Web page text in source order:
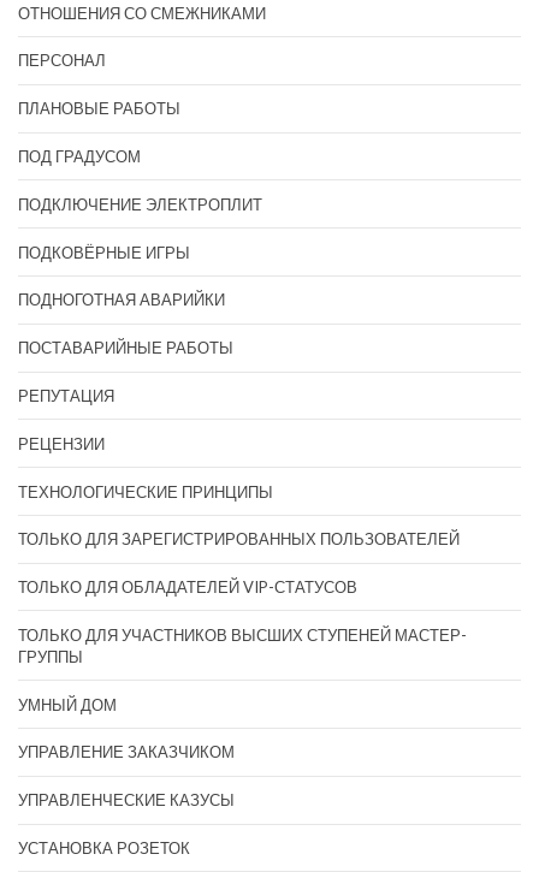
ОТНОШЕНИЯ СО СМЕЖНИКАМИ
ПЕРСОНАЛ
ПЛАНОВЫЕ РАБОТЫ
ПОД ГРАДУСОМ
ПОДКЛЮЧЕНИЕ ЭЛЕКТРОПЛИТ
ПОДКОВЁРНЫЕ ИГРЫ
ПОДНОГОТНАЯ АВАРИЙКИ
ПОСТАВАРИЙНЫЕ РАБОТЫ
РЕПУТАЦИЯ
РЕЦЕНЗИИ
ТЕХНОЛОГИЧЕСКИЕ ПРИНЦИПЫ
ТОЛЬКО ДЛЯ ЗАРЕГИСТРИРОВАННЫХ ПОЛЬЗОВАТЕЛЕЙ
ТОЛЬКО ДЛЯ ОБЛАДАТЕЛЕЙ VIP-СТАТУСОВ
ТОЛЬКО ДЛЯ УЧАСТНИКОВ ВЫСШИХ СТУПЕНЕЙ МАСТЕР-
ГРУППЫ
УМНЫЙ ДОМ
УПРАВЛЕНИЕ ЗАКАЗЧИКОМ
УПРАВЛЕНЧЕСКИЕ КАЗУСЫ
УСТАНОВКА РОЗЕТОК